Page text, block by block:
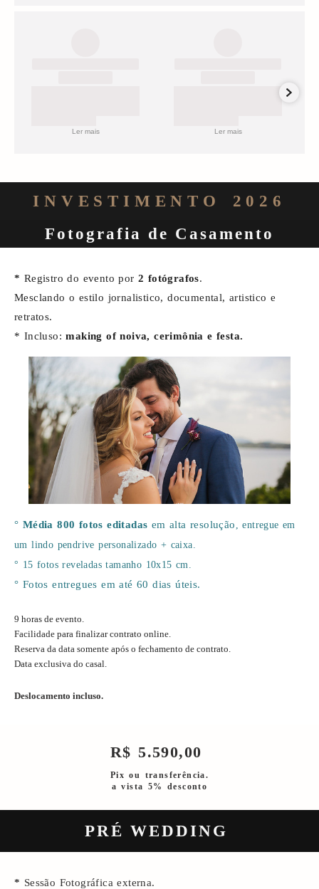
Ler mais Ler mais
INVESTIMENTO 2026
Fotografia de Casamento
* Registro do evento por2 fotógrafos.
Mesclando o estilo jornalistico, documental, artistico e
retratos.
* Incluso:making of noiva, cerimônia e festa.
° Média 800 fotos editadas em alta resolução
, entregue em
um lindo pendrive personalizado + caixa.
° 15 fotos reveladas tamanho 10x15 cm.
° Fotos entregues em até 60 dias úteis.
9 horas de evento.
Facilidade para finalizar contrato online.
Reserva da data somente após o fechamento de contrato.
Data exclusiva do casal.
Deslocamento incluso.
R$ 5.590,00
Pix ou transferência.
a vista 5% desconto
PRÉ WEDDING
* Sessão Fotográfica externa.